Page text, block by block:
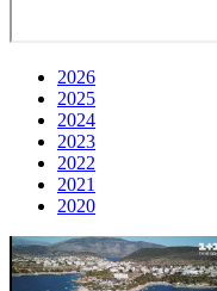
2026
2025
2024
2023
2022
2021
2020